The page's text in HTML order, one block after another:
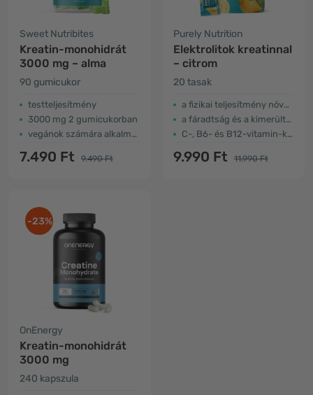
Sweet Nutribites
Kreatin-monohidrát
3000 mg – alma
90 gumicukor
testteljesítmény
3000 mg 2 gumicukorban
vegánok számára alkalmas
7.490 Ft 9.490 Ft
Purely Nutrition
Elektrolitok kreatinnal
– citrom
20 tasak
a fizikai teljesítmény növelése
a fáradtság és a kimerültség csökkentése
C-, B6- és B12-vitamin-kiegészítés
9.990 Ft 11.990 Ft
-23%
OnEnergy
Kreatin-monohidrát
3000 mg
240 kapszula